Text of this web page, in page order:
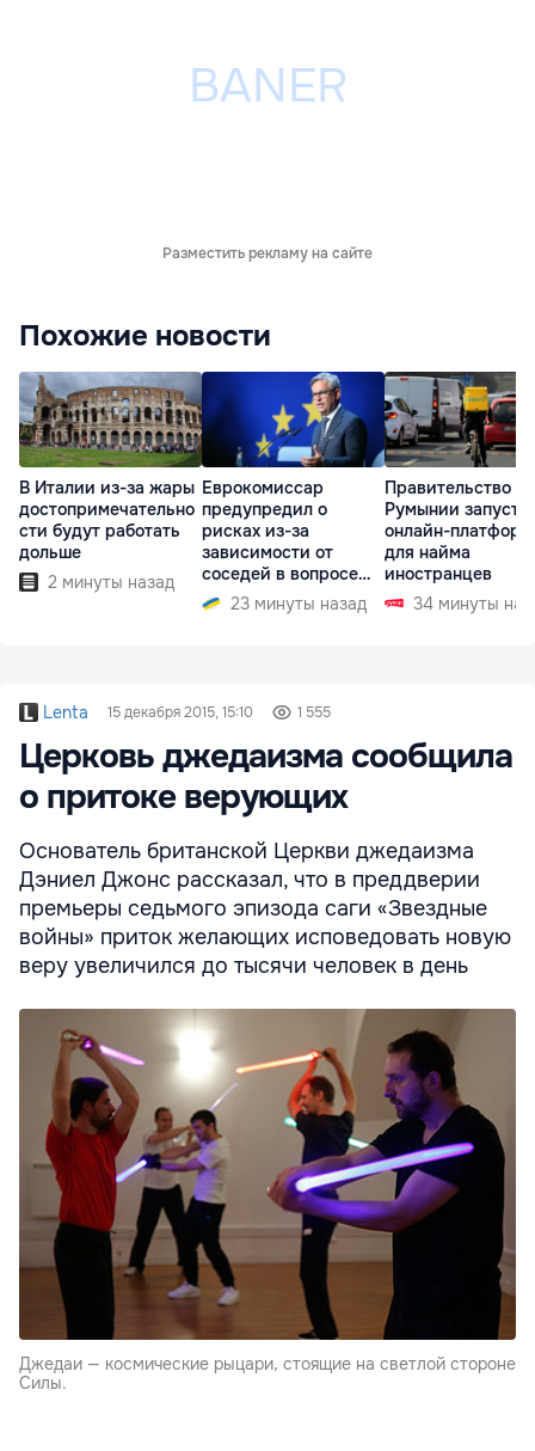
Разместить рекламу на сайте
Похожие новости
В Италии из-за жары
достопримечательно
сти будут работать
дольше
2 минуты назад
Еврокомиссар
предупредил о
рисках из-за
зависимости от
соседей в вопросе
границ23 минуты назад
Правительство
Румынии
онлайн-
для найма
иностранцев
34 минуты
Lenta 15 декабря 2015, 15:10 1 555
Церковь джедаизма сообщила
о притоке верующих
Основатель британской Церкви джедаизма
Дэниел Джонс рассказал, что в преддверии
премьеры седьмого эпизода саги «Звездные
войны» приток желающих исповедовать новую
веру увеличился до тысячи человек в день
Джедаи — космические рыцари, стоящие на светлой стороне
Силы.